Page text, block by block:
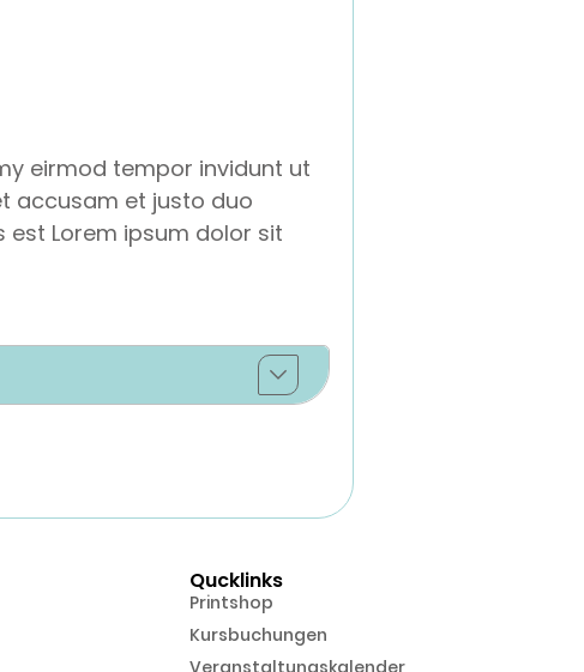
eirmod tempor invidunt ut
accusam et justo duo
Lorem ipsum dolor sit
Qucklinks
Printshop
Kursbuchungen
Veranstaltungskalender